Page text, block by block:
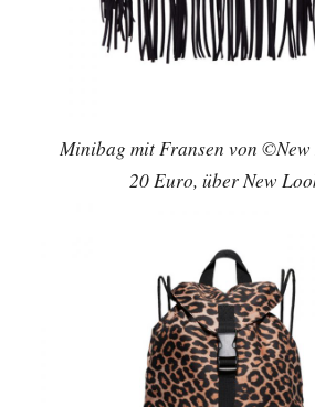
Minibag mit Fransen von ©New
20 Euro, über New